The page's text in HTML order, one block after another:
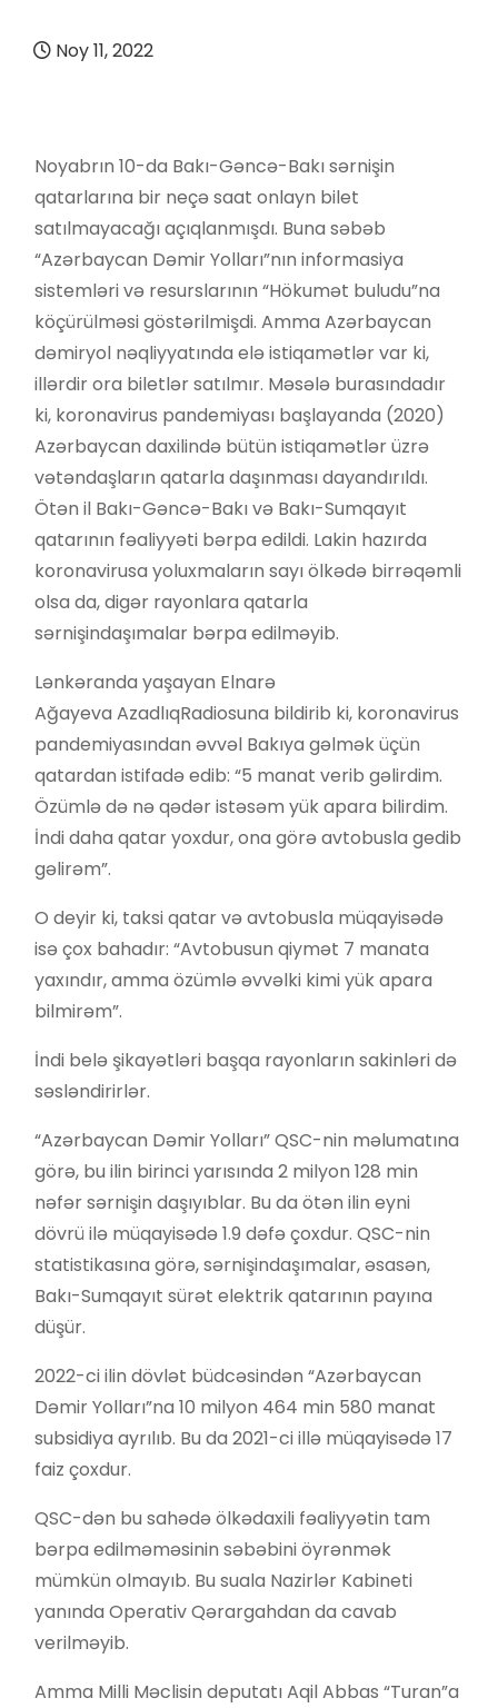
Noy 11, 2022
Noyabrın 10-da Bakı-Gəncə-Bakı sərnişin
qatarlarına bir neçə saat onlayn bilet
satılmayacağı açıqlanmışdı. Buna səbəb
“Azərbaycan Dəmir Yolları”nın informasiya
sistemləri və resurslarının “Hökumət buludu”na
köçürülməsi göstərilmişdi. Amma Azərbaycan
dəmiryol nəqliyyatında elə istiqamətlər var ki,
illərdir ora biletlər satılmır. Məsələ burasındadır
ki, koronavirus pandemiyası başlayanda (2020)
Azərbaycan daxilində bütün istiqamətlər üzrə
vətəndaşların qatarla daşınması dayandırıldı.
Ötən il Bakı-Gəncə-Bakı və Bakı-Sumqayıt
qatarının fəaliyyəti bərpa edildi. Lakin hazırda
koronavirusa yoluxmaların sayı ölkədə birrəqəmli
olsa da, digər rayonlara qatarla
sərnişindaşımalar bərpa edilməyib.
Lənkəranda yaşayan Elnarə
Ağayeva AzadlıqRadiosuna bildirib ki, koronavirus
pandemiyasından əvvəl Bakıya gəlmək üçün
qatardan istifadə edib: “5 manat verib gəlirdim.
Özümlə də nə qədər istəsəm yük apara bilirdim.
İndi daha qatar yoxdur, ona görə avtobusla gedib
gəlirəm”.
O deyir ki, taksi qatar və avtobusla müqayisədə
isə çox bahadır: “Avtobusun qiymət 7 manata
yaxındır, amma özümlə əvvəlki kimi yük apara
bilmirəm”.
İndi belə şikayətləri başqa rayonların sakinləri də
səsləndirirlər.
“Azərbaycan Dəmir Yolları” QSC-nin məlumatına
görə, bu ilin birinci yarısında 2 milyon 128 min
nəfər sərnişin daşıyıblar. Bu da ötən ilin eyni
dövrü ilə müqayisədə 1.9 dəfə çoxdur. QSC-nin
statistikasına görə, sərnişindaşımalar, əsasən,
Bakı-Sumqayıt sürət elektrik qatarının payına
düşür.
2022-ci ilin dövlət büdcəsindən “Azərbaycan
Dəmir Yolları”na 10 milyon 464 min 580 manat
subsidiya ayrılıb. Bu da 2021-ci illə müqayisədə 17
faiz çoxdur.
QSC-dən bu sahədə ölkədaxili fəaliyyətin tam
bərpa edilməməsinin səbəbini öyrənmək
mümkün olmayıb. Bu suala Nazirlər Kabineti
yanında Operativ Qərargahdan da cavab
verilməyib.
Amma Milli Məclisin deputatı Aqil Abbas “Turan”a